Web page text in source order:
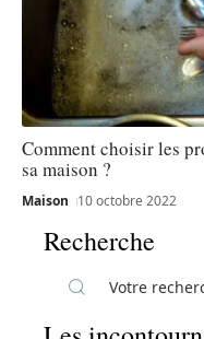
Comment choisir les
sa maison ?
Maison 10 octobre 2022
Recherche